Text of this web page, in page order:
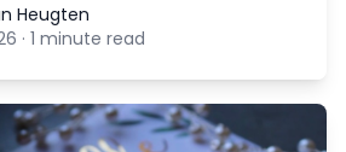
Heugten
· 1 minute read